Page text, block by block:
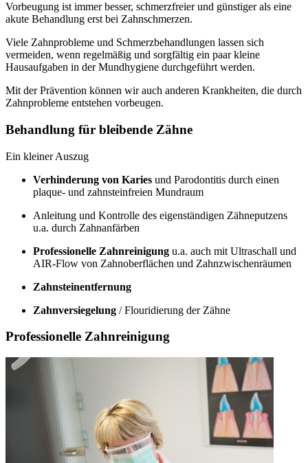
Vorbeugung ist immer besser, schmerzfreier und günstiger als eine
akute Behandlung erst bei Zahnschmerzen.
Viele Zahnprobleme und Schmerzbehandlungen lassen sich
vermeiden, wenn regelmäßig und sorgfältig ein paar kleine
Hausaufgaben in der Mundhygiene durchgeführt werden.
Mit der Prävention können wir auch anderen Krankheiten, die durch
Zahnprobleme entstehen vorbeugen.
Behandlung für bleibende Zähne
Ein kleiner Auszug
Verhinderung von Karies und Parodontitis durch einen
plaque- und zahnsteinfreien Mundraum
Anleitung und Kontrolle des eigenständigen Zähneputzens
u.a. durch Zahnanfärben
Professionelle Zahnreinigung u.a. auch mit Ultraschall und
AIR-Flow von Zahnoberflächen und Zahnzwischenräumen
Zahnsteinentfernung
Zahnversiegelung / Flouridierung der Zähne
Professionelle Zahnreinigung